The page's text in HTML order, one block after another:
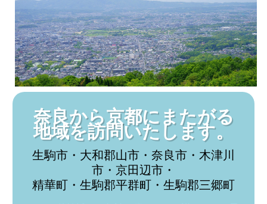
奈良から京都にまたがる
地域を訪問いたします。
生駒市・大和郡山市・奈良市・木津川
市・京田辺市・
精華町・生駒郡平群町・生駒郡三郷町